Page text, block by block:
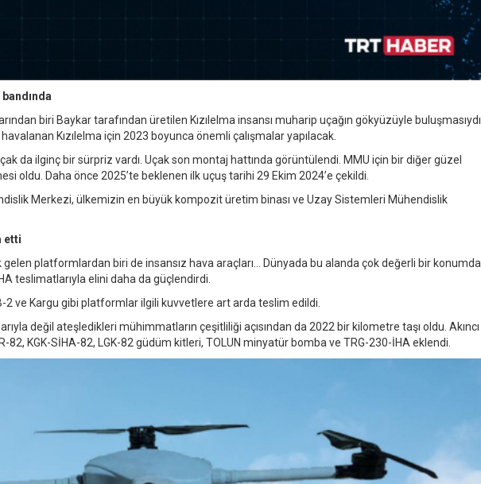
biri Baykar tarafından üretilen Kızılelma insansı muharip uçağın gökyüzüyle buluşmasıydı.
Kızılelma için 2023 boyunca önemli çalışmalar yapılacak.
da ilginç bir sürpriz vardı. Uçak son montaj hattında görüntülendi. MMU için bir diğer güzel
oldu. Daha önce 2025’te beklenen ilk uçuş tarihi 29 Ekim 2024’e çekildi.
Merkezi, ülkemizin en büyük kompozit üretim binası ve Uzay Sistemleri Mühendislik
etti
platformlardan biri de insansız hava araçları… Dünyada bu alanda çok değerli bir konumda
teslimatlarıyla elini daha da güçlendirdi.
2 ve Kargu gibi platformlar ilgili kuvvetlere art arda teslim edildi.
değil ateşledikleri mühimmatların çeşitliliği açısından da 2022 bir kilometre taşı oldu. Akıncı
82, KGK-SİHA-82, LGK-82 güdüm kitleri, TOLUN minyatür bomba ve TRG-230-İHA eklendi.